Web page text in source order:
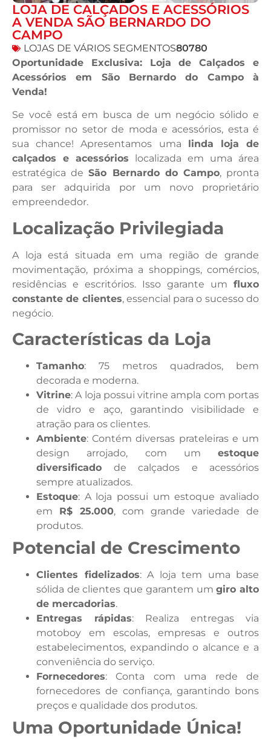
LOJA DE CALÇADOS E ACESSÓRIOS
A VENDA SÃO BERNARDO DO
CAMPO
LOJAS DE VÁRIOS SEGMENTOS80780
Oportunidade Exclusiva: Loja de Calçados e
Acessórios em São Bernardo do Campo à
Venda!
Se você está em busca de um negócio sólido e
promissor no setor de moda e acessórios, esta é
sua chance! Apresentamos uma
linda loja de
calçados e acessórios localizada em uma área
estratégica deSão Bernardo do Campo, pronta
para ser adquirida por um novo proprietário
empreendedor.
Localização Privilegiada
A loja está situada em uma região de grande
movimentação, próxima a shoppings, comércios,
residências e escritórios. Isso garante um fluxo
constante de clientes, essencial para o sucesso do
negócio.
Características da Loja
Tamanho: 75 metros quadrados, bem
decorada e moderna.
Vitrine: A loja possui vitrine ampla com portas
de vidro e aço, garantindo visibilidade e
atração para os clientes.
Ambiente: Contém diversas prateleiras e um
design arrojado, com um estoque
diversificado de calçados e acessórios
sempre atualizados.
Estoque: A loja possui um estoque avaliado
em R$ 25.000, com grande variedade de
produtos.
Potencial de Crescimento
Clientes fidelizados: A loja tem uma base
sólida de clientes que garantem umgiro alto
de mercadorias.
Entregas rápidas: Realiza entregas via
motoboy em escolas, empresas e outros
estabelecimentos, expandindo o alcance e a
conveniência do serviço.
Fornecedores: Conta com uma rede de
fornecedores de confiança, garantindo bons
preços e qualidade dos produtos.
Uma Oportunidade Única!